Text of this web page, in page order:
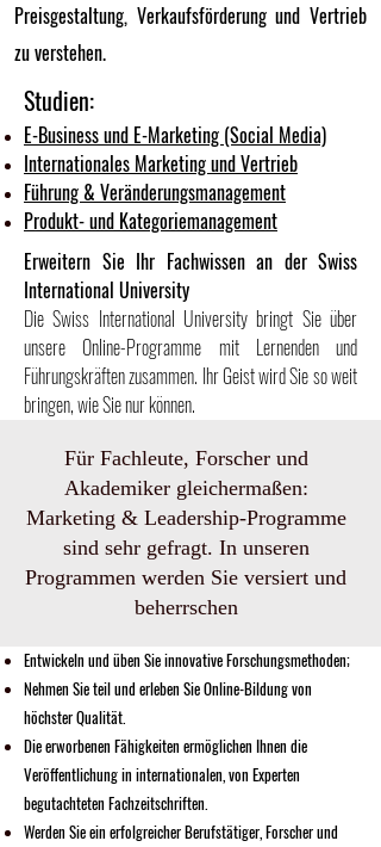
Preisgestaltung, Verkaufsförderung und Vertrieb
zu verstehen.
Studien:
E-Business und E-Marketing (Social Media)
Internationales Marketing und Vertrieb
Führung & Veränderungsmanagement
Produkt- und Kategoriemanagement
Erweitern Sie Ihr Fachwissen an der Swiss
International University
Die Swiss International University bringt Sie über
unsere Online-Programme mit Lernenden und
Führungskräften zusammen. Ihr Geist wird Sie so weit
bringen, wie Sie nur können.
Für Fachleute, Forscher und
Akademiker gleichermaßen:
Marketing & Leadership-Programme
sind sehr gefragt. In unseren
Programmen werden Sie versiert und
beherrschen
Entwickeln und üben Sie innovative Forschungsmethoden;
Nehmen Sie teil und erleben Sie Online-Bildung von
höchster Qualität.
Die erworbenen Fähigkeiten ermöglichen Ihnen die
Veröffentlichung in internationalen, von Experten
begutachteten Fachzeitschriften.
Werden Sie ein erfolgreicher Berufstätiger, Forscher und